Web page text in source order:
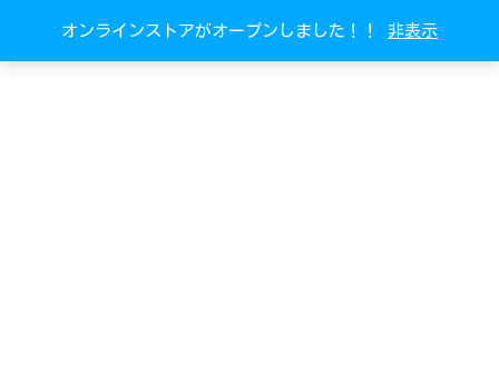
オンラインストアがオープンしました！！ 非表示